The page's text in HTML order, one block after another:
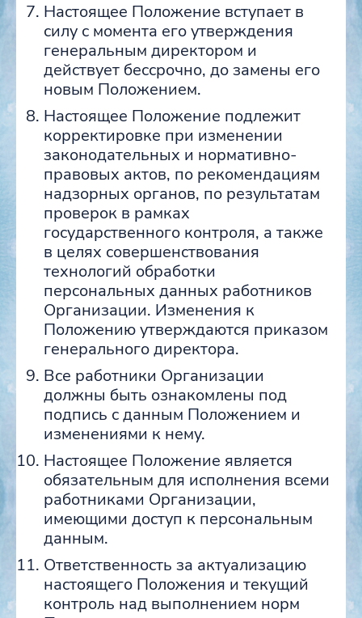
Настоящее Положение вступает в
силу с момента его утверждения
генеральным директором и
действует бессрочно, до замены его
новым Положением.
Настоящее Положение подлежит
корректировке при изменении
законодательных и нормативно-
правовых актов, по рекомендациям
надзорных органов, по результатам
проверок в рамках
государственного контроля, а также
в целях совершенствования
технологий обработки
персональных данных работников
Организации. Изменения к
Положению утверждаются приказом
генерального директора.
Все работники Организации
должны быть ознакомлены под
подпись с данным Положением и
изменениями к нему.
Настоящее Положение является
обязательным для исполнения всеми
работниками Организации,
имеющими доступ к персональным
данным.
Ответственность за актуализацию
настоящего Положения и текущий
контроль над выполнением норм